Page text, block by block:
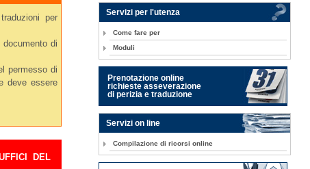
per
di
permesso di
deve essere
DEL
Servizi per l'utenza
Come fare per
Moduli
Prenotazione online
richieste asseverazione
di perizia e traduzione
Servizi on line
Compilazione di ricorsi online